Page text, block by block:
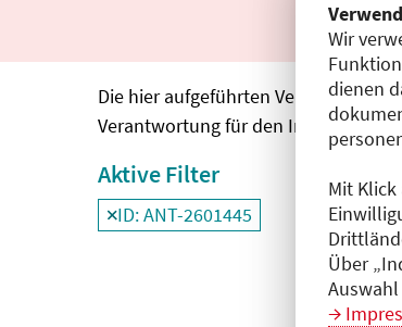
Wir
dienen
Mit
Über
Die hier aufgeführten
Verantwortung für den Inhalt, die
Aktive Filter
Filter
ID: ANT-2601445
deaktivieren und